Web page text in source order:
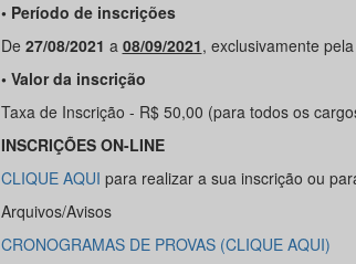
• Período de inscrições
De 27/08/2021 a 08/09/2021, exclusivamente
• Valor da inscrição
Taxa de Inscrição - R$ 50,00 (para todos os
INSCRIÇÕES ON-LINE
CLIQUE AQUI para realizar a sua inscrição ou
Arquivos/Avisos
CRONOGRAMAS DE PROVAS (CLIQUE AQUI)